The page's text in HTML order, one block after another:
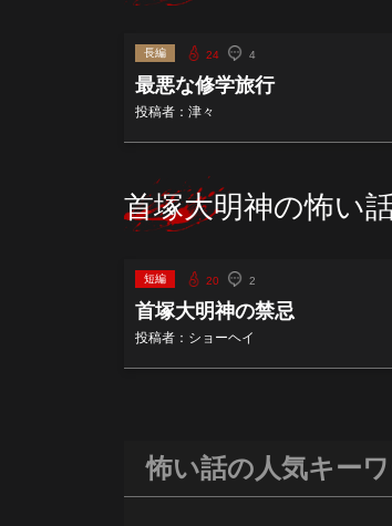
長編 24 4
最悪な修学旅行
投稿者：津々
首塚大明神の怖い
短編 20 2
首塚大明神の禁忌
投稿者：ショーヘイ
怖い話の人気キー